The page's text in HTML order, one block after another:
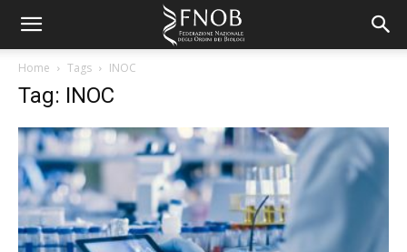
Home Tags INOC
Tag: INOC